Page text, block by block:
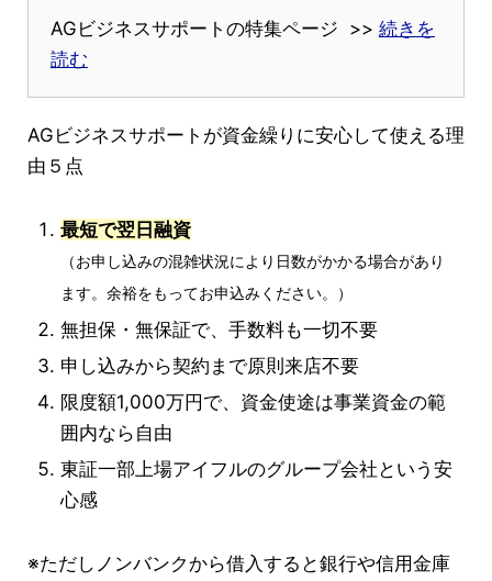
AGビジネスサポートの特集ページ >> 続きを
読む
AGビジネスサポートが資金繰りに安心して使える理
由５点
最短で翌日融資
（お申し込みの混雑状況により日数がかかる場合があり
ます。余裕をもってお申込みください。）
無担保・無保証で、手数料も一切不要
申し込みから契約まで原則来店不要
限度額1,000万円で、資金使途は事業資金の範
囲内なら自由
東証一部上場アイフルのグループ会社という安
心感
※ただしノンバンクから借入すると銀行や信用金庫